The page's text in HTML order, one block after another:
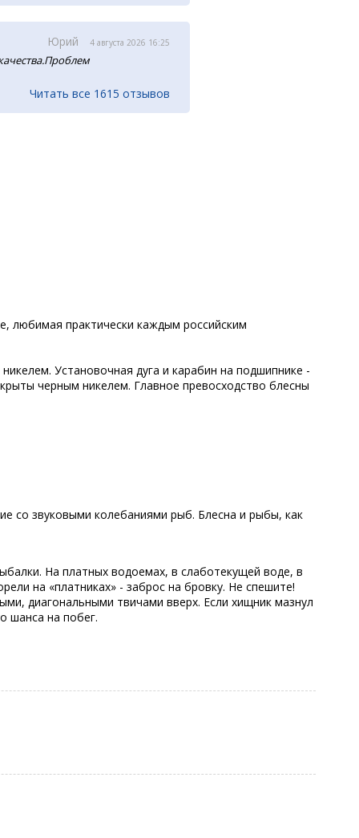
Юрий 4 августа 2026 16:25
Читать все 1615 отзывов
любимая практически каждым российским
Установочная дуга и карабин на подшипнике -
черным никелем. Главное превосходство блесны
со звуковыми колебаниями рыб. Блесна и рыбы, как
На платных водоемах, в слаботекущей воде, в
на «платниках» - заброс на бровку. Не спешите!
диагональными твичами вверх. Если хищник мазнул
шанса на побег.